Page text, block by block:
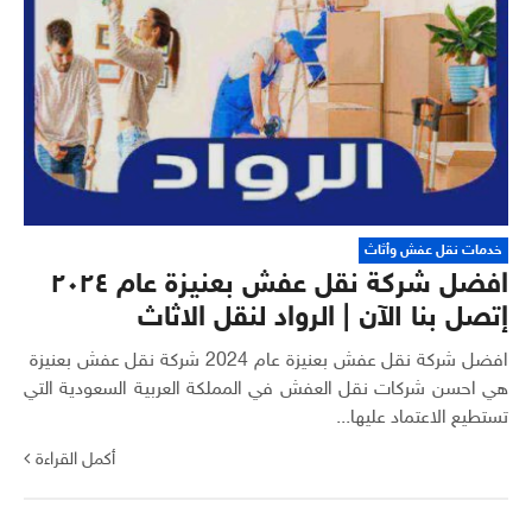
خدمات نقل عفش وأثاث
افضل شركة نقل عفش بعنيزة عام ٢٠٢٤
إتصل بنا الآن | الرواد لنقل الاثاث
افضل شركة نقل عفش بعنيزة عام 2024 شركة نقل عفش بعنيزة
هي احسن شركات نقل العفش في المملكة العربية السعودية التي
تستطيع الاعتماد عليها...
أكمل القراءة